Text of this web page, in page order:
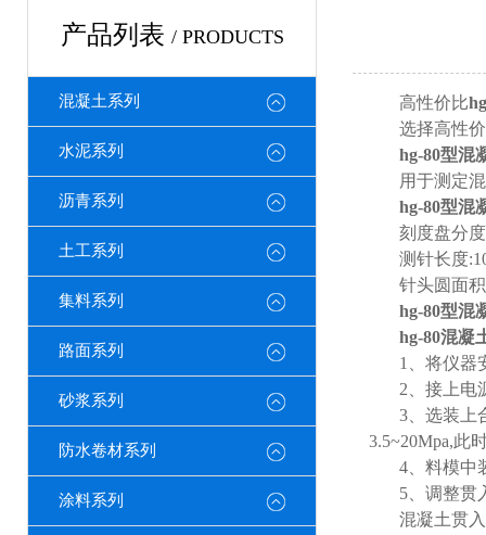
产品列表 / PRODUCTS
混凝土系列
水泥系列
沥青系列
土工系列
集料系列
路面系列
砂浆系列
防水卷材系列
涂料系列
高性价比
选择高性
hg-80型混
用于测定
hg-80型混
刻度盘分
测针长度
针头圆面积
hg-80型混
hg-80混凝
1
、将仪
2 、接上
3 、选装
3.5~20Mpa,此
4 、料模
5 、调整
混凝土贯